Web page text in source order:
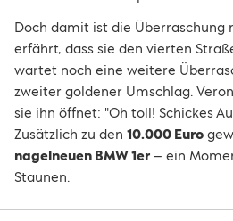
Doch damit ist die Überraschung
erfährt, dass sie den vierten
wartet noch eine weitere
zweiter goldener Umschlag.
sie ihn öffnet: "Oh toll! Schickes
Zusätzlich zu den 10.000 Euro
nagelneuen BMW 1er – ein
Staunen.